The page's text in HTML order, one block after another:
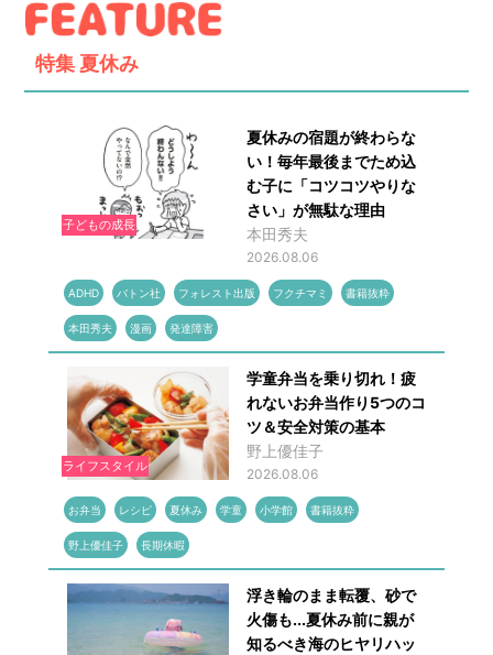
特集 夏休み
子どもの成長
夏休みの宿題が終わらな
い！毎年最後までため込
む子に「コツコツやりな
さい」が無駄な理由
本田秀夫
2026.08.06
ADHD バトン社 フォレスト出版 フクチマミ 書籍抜粋
本田秀夫 漫画 発達障害
ライフスタイル
学童弁当を乗り切れ！疲
れないお弁当作り5つのコ
ツ＆安全対策の基本
野上優佳子
2026.08.06
お弁当 レシピ 夏休み 学童 小学館 書籍抜粋
野上優佳子 長期休暇
浮き輪のまま転覆、砂で
火傷も...夏休み前に親が
知るべき海のヒヤリハッ